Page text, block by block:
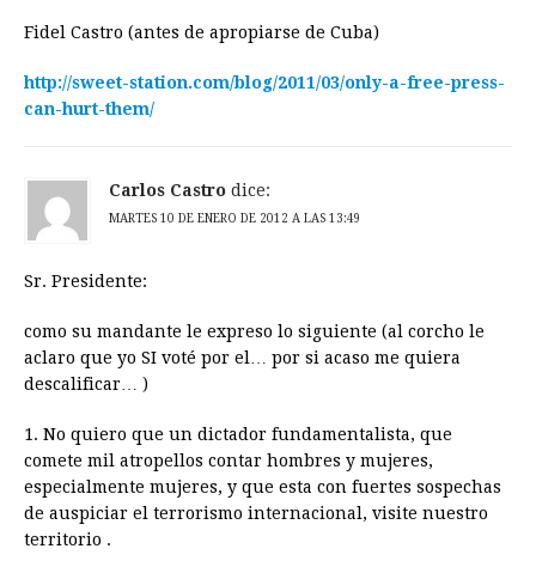
Fidel Castro (antes de apropiarse de Cuba)
http://sweet-station.com/blog/2011/03/only-a-free-press-
can-hurt-them/
Carlos Castro dice:
MARTES 10 DE ENERO DE 2012 A LAS 13:49
Sr. Presidente:
como su mandante le expreso lo siguiente (al corcho le
aclaro que yo SI voté por el… por si acaso me quiera
descalificar… )
1. No quiero que un dictador fundamentalista, que
comete mil atropellos contar hombres y mujeres,
especialmente mujeres, y que esta con fuertes sospechas
de auspiciar el terrorismo internacional, visite nuestro
territorio .